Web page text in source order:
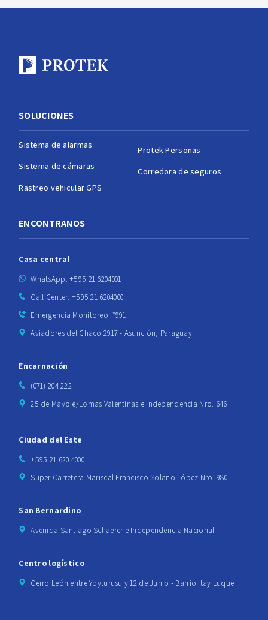
SOLUCIONES
Sistema de alarmas
Sistema de cámaras
Rastreo vehicular GPS
Protek Personas
Corredora de seguros
ENCONTRANOS
Casa central
WhatsApp: +595 21 6204001
Call Center: +595 21 6204000
Emergencia Monitoreo: *991
Aviadores del Chaco 2917 - Asunción, Paraguay
Encarnación
(071) 204 222
25 de Mayo e/Lomas Valentinas e Independencia Nro. 646
Ciudad del Este
+595 21 620 4000
Super Carretera Mariscal Francisco Solano López Nro. 980
San Bernardino
Avenida Santiago Schaerer e Independencia Nacional
Centro logístico
Cerro León entre Ybyturusu y 12 de Junio - Barrio Itay Luque